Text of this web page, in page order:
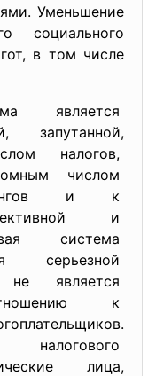
Уменьшение
социального
в том числе
является
запутанной,
налогов,
числом
и к
и
система
серьезной
не является
к
лица,